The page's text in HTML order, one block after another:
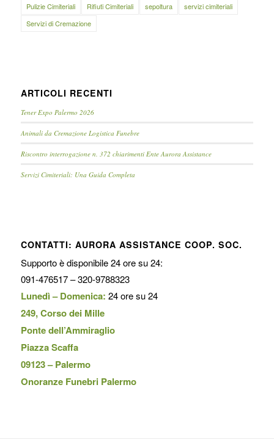
Pulizie Cimiteriali
Rifiuti Cimiteriali sepoltura
servizi cimiteriali
Servizi di Cremazione
ARTICOLI RECENTI
Tener Expo Palermo 2026
Animali da Cremazione Logistica Funebre
Riscontro interrogazione n. 372 chiarimenti Ente Aurora Assistance
Servizi Cimiteriali: Una Guida Completa
CONTATTI: AURORA ASSISTANCE COOP. SOC.
Supporto è disponibile 24 ore su 24:
091-476517 – 320-9788323
Lunedì – Domenica: 24 ore su 24
249, Corso dei Mille
Ponte dell’Ammiraglio
Piazza Scaffa
09123 – Palermo
Onoranze Funebri Palermo